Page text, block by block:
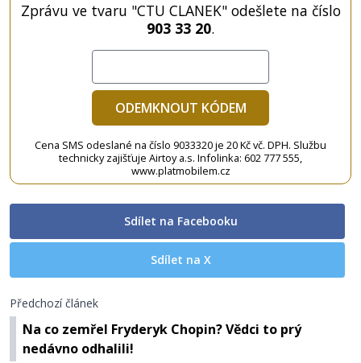
Zprávu ve tvaru "CTU CLANEK" odešlete na číslo
903 33 20.
ODEMKNOUT KÓDEM
Cena SMS odeslané na číslo 9033320 je 20 Kč vč. DPH. Službu
technicky zajišťuje Airtoy a.s. Infolinka: 602 777 555,
www.platmobilem.cz
Sdílet na Facebooku
Sdílet na X
Předchozí článek
Na co zemřel Fryderyk Chopin? Vědci to prý
nedávno odhalili!